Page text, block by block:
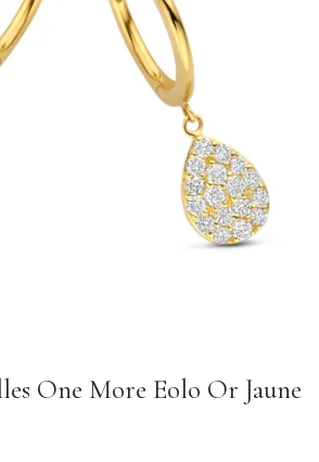
One More Eolo Or Jaune